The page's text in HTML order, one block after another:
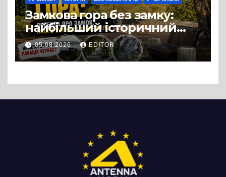
Замкова гора без замку:
найбільший історичний
міф Черкас
05.08.2026 EDITOR